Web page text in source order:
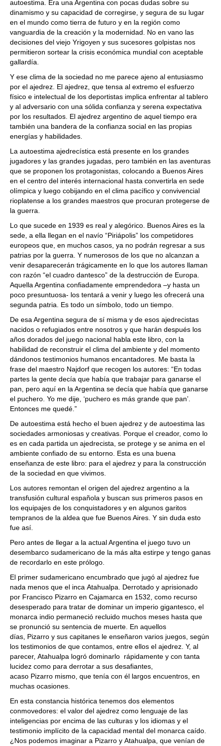
autoestima. Era una Argentina con pocas dudas sobre su
dinamismo y su capacidad de corregirse, y segura de su lugar
en el mundo como tierra de futuro y en la región como
vanguardia de la creación y la modernidad. No en vano las
decisiones del viejo Yrigoyen y sus sucesores golpistas nos
permitieron sortear la crisis económica mundial con aceptable
gallardía.
Y ese clima de la sociedad no me parece ajeno al entusiasmo
por el ajedrez. El ajedrez, que tensa al extremo el esfuerzo
físico e intelectual de los deportistas implica enfrentar al tablero
y al adversario con una sólida confianza y serena expectativa
por los resultados. El ajedrez argentino de aquel tiempo era
también una bandera de la confianza social en las propias
energías y habilidades.
La autoestima ajedrecística está presente en los grandes
jugadores y las grandes jugadas, pero también en las aventuras
que se proponen los protagonistas, colocando a Buenos Aires
en el centro del interés internacional hasta convertirla en sede
olímpica y luego cobijando en el clima pacífico y convivencial
rioplatense a los grandes maestros que procuran protegerse de
la guerra.
Lo que sucede en 1939 es real y alegórico. Buenos Aires es la
sede, a ella llegan en el navío “Piriápolis” los competidores
europeos que, en muchos casos, ya no podrán regresar a sus
patrias por la guerra. Y numerosos de los que no alcanzan a
venir desaparecerán trágicamente en lo que los autores llaman
con razón “el cuadro dantesco” de la destrucción de Europa.
Aquella Argentina confiadamente emprendedora –y hasta un
poco presuntuosa- los tentará a venir y luego les ofrecerá una
segunda patria. Es todo un símbolo, todo un tiempo.
De esa Argentina segura de sí misma y de esos ajedrecistas
nacidos o refugiados entre nosotros y que harán después los
años dorados del juego nacional habla este libro, con la
habilidad de reconstruir el clima del ambiente y del momento
dándonos testimonios humanos encantadores. Me basta la
frase del maestro Najdorf que recogen los autores: “En todas
partes la gente decía que había que trabajar para ganarse el
pan, pero aquí en la Argentina se decía que había que ganarse
el puchero. Yo me dije, ‘puchero es más grande que pan’.
Entonces me quedé.”
De autoestima está hecho el buen ajedrez y de autoestima las
sociedades armoniosas y creativas. Porque el creador, como lo
es en cada partida un ajedrecista, se protege y se anima en el
ambiente confiado de su entorno. Esta es una buena
enseñanza de este libro: para el ajedrez y para la construcción
de la sociedad en que vivimos.
Los autores remontan el origen del ajedrez argentino a la
transfusión cultural española y buscan sus primeros pasos en
los equipajes de los conquistadores y en algunos garitos
tempranos de la aldea que fue Buenos Aires. Y sin duda esto
fue así.
Pero antes de llegar a la actual Argentina el juego tuvo un
desembarco sudamericano de la más alta estirpe y tengo ganas
de recordarlo en este prólogo.
El primer sudamericano encumbrado que jugó al ajedrez fue
nada menos que el inca Atahualpa. Derrotado y aprisionado
por Francisco Pizarro en Cajamarca en 1532, como recurso
desesperado para tratar de dominar un imperio gigantesco, el
monarca indio permaneció recluido muchos meses hasta que
se pronunció su sentencia de muerte. En aquellos
días, Pizarro y sus capitanes le enseñaron varios juegos, según
los testimonios de que contamos, entre ellos el ajedrez. Y, al
parecer, Atahualpa logró dominarlo rápidamente y con tanta
lucidez como para derrotar a sus desafiantes,
acaso Pizarro mismo, que tenía con él largos encuentros, en
muchas ocasiones.
En esta constancia histórica tenemos dos elementos
conmovedores: el valor del ajedrez como lenguaje de las
inteligencias por encima de las culturas y los idiomas y el
testimonio implícito de la capacidad mental del monarca caído.
¿Nos podemos imaginar a Pizarro y Atahualpa, que venían de